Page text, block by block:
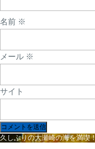
名前 ※
メール ※
サイト
投
久しぶりの大瀬崎の海を満喫！